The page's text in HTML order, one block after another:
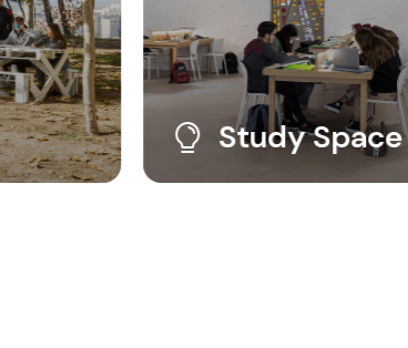
Study